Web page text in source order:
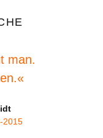
man.
2015